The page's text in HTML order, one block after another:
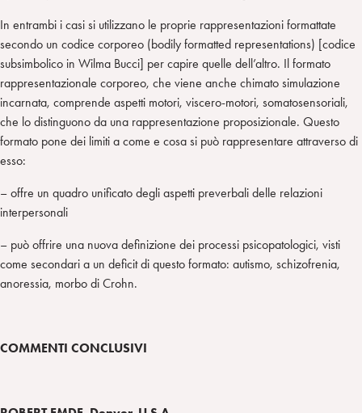
In entrambi i casi si utilizzano le proprie rappresentazioni formattate
secondo un codice corporeo (bodily formatted representations) [codice
subsimbolico in Wilma Bucci] per capire quelle dell’altro. Il formato
rappresentazionale corporeo, che viene anche chimato simulazione
incarnata, comprende aspetti motori, viscero-motori, somatosensoriali,
che lo distinguono da una rappresentazione proposizionale. Questo
formato pone dei limiti a come e cosa si può rappresentare attraverso di
esso:
– offre un quadro unificato degli aspetti preverbali delle relazioni
interpersonali
– può offrire una nuova definizione dei processi psicopatologici, visti
come secondari a un deficit di questo formato: autismo, schizofrenia,
anoressia, morbo di Crohn.
COMMENTI CONCLUSIVI